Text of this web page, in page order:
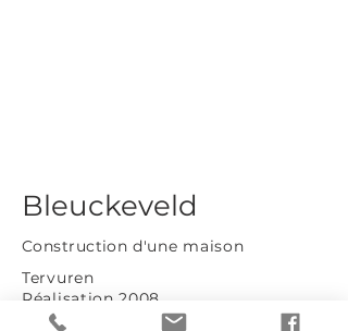
Bleuckeveld
Construction d'une maison
Tervuren
Réalisation 2008